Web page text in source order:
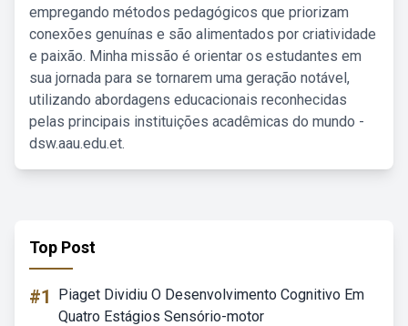
empregando métodos pedagógicos que priorizam
conexões genuínas e são alimentados por criatividade
e paixão. Minha missão é orientar os estudantes em
sua jornada para se tornarem uma geração notável,
utilizando abordagens educacionais reconhecidas
pelas principais instituições acadêmicas do mundo -
dsw.aau.edu.et.
Top Post
#1
Piaget Dividiu O Desenvolvimento Cognitivo Em
Quatro Estágios Sensório-motor